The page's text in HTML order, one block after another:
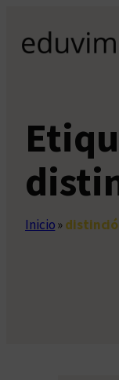
contenido
Inicio»